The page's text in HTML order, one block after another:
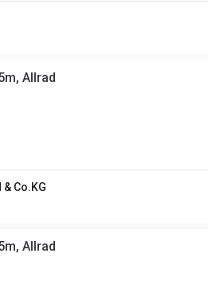
Allrad
Co.KG
Allrad